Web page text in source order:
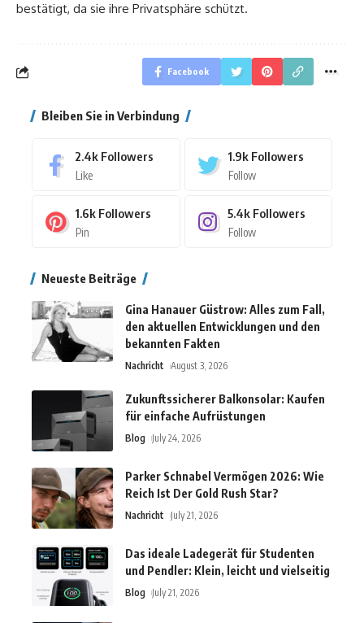
bestätigt, da sie ihre Privatsphäre schützt.
Facebook
Bleiben Sie in Verbindung
2.4k Followers
Like
1.9k Followers
Follow
1.6k Followers
Pin
5.4k Followers
Follow
Neueste Beiträge
Gina Hanauer Güstrow: Alles zum Fall,
den aktuellen Entwicklungen und den
bekannten Fakten
Nachricht August 3, 2026
Zukunftssicherer Balkonsolar: Kaufen
für einfache Aufrüstungen
Blog July 24, 2026
Parker Schnabel Vermögen 2026: Wie
Reich Ist Der Gold Rush Star?
Nachricht July 21, 2026
Das ideale Ladegerät für Studenten
und Pendler: Klein, leicht und vielseitig
Blog July 21, 2026